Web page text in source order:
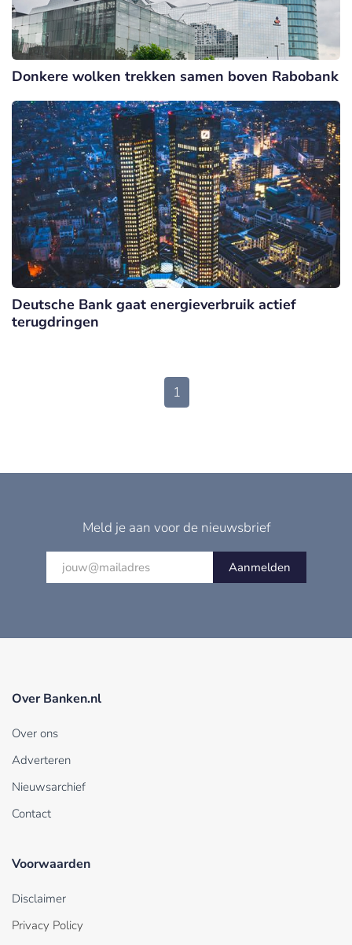
Donkere wolken trekken samen boven Rabobank
Deutsche Bank gaat energieverbruik actief
terugdringen
1
Meld je aan voor de nieuwsbrief
Aanmelden
Over Banken.nl
Over ons
Adverteren
Nieuwsarchief
Contact
Voorwaarden
Disclaimer
Privacy Policy